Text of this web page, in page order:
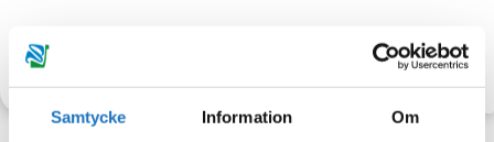
Samtycke Information Om